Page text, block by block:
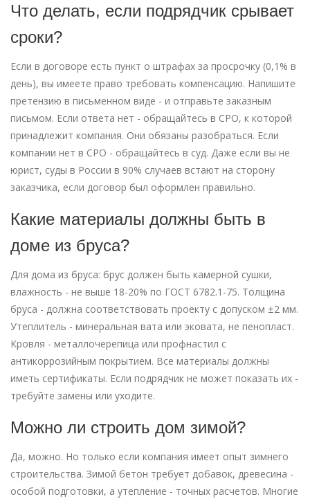
Что делать, если подрядчик срывает
сроки?
Если в договоре есть пункт о штрафах за просрочку (0,1% в
день), вы имеете право требовать компенсацию. Напишите
претензию в письменном виде - и отправьте заказным
письмом. Если ответа нет - обращайтесь в СРО, к которой
принадлежит компания. Они обязаны разобраться. Если
компании нет в СРО - обращайтесь в суд. Даже если вы не
юрист, суды в России в 90% случаев встают на сторону
заказчика, если договор был оформлен правильно.
Какие материалы должны быть в
доме из бруса?
Для дома из бруса: брус должен быть камерной сушки,
влажность - не выше 18-20% по ГОСТ 6782.1-75. Толщина
бруса - должна соответствовать проекту с допуском ±2 мм.
Утеплитель - минеральная вата или эковата, не пенопласт.
Кровля - металлочерепица или профнастил с
антикоррозийным покрытием. Все материалы должны
иметь сертификаты. Если подрядчик не может показать их -
требуйте замены или уходите.
Можно ли строить дом зимой?
Да, можно. Но только если компания имеет опыт зимнего
строительства. Зимой бетон требует добавок, древесина -
особой подготовки, а утепление - точных расчетов. Многие